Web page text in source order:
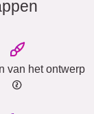
van het ontwerp